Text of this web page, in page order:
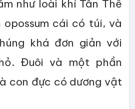
như loài khỉ Tân Thế
opossum cái có túi, và
khá đơn giản với
Đuôi và một phần
con đực có dương vật